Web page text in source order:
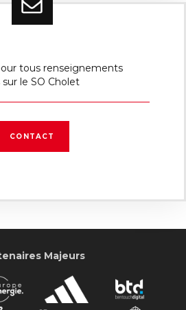
tous renseignements
le SO Cholet
CONTACT
Majeurs